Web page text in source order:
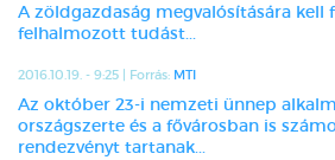
A zöldgazdaság megvalósítására
felhalmozott tudást...
2016.10.19. - 9:25 | Forrás: MTI
Az október 23-i nemzeti ünnep
országszerte és a fővárosban is
rendezvényt tartanak...